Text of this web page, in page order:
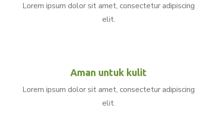
Lorem ipsum dolor sit amet, consectetur adipiscing
elit.
Aman untuk kulit
Lorem ipsum dolor sit amet, consectetur adipiscing
elit.